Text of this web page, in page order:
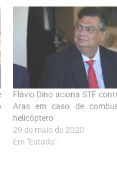
Flávio Dino aciona STF
Aras em caso de
helicóptero
29 de maio de 2020
Em "Estado"